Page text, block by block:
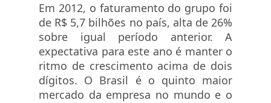
Em 2012, o faturamento do grupo foi
de R$ 5,7 bilhões no país, alta de 26%
sobre igual período anterior. A
expectativa para este ano é manter o
ritmo de crescimento acima de dois
dígitos. O Brasil é o quinto maior
mercado da empresa no mundo e o